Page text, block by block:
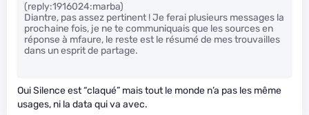
(reply:1916024:marba)
Diantre, pas assez pertinent ! Je ferai plusieurs messages la
prochaine fois, je ne te communiquais que les sources en
réponse à mfaure, le reste est le résumé de mes trouvailles
dans un esprit de partage.
Oui Silence est “claqué” mais tout le monde n’a pas les même
usages, ni la data qui va avec.